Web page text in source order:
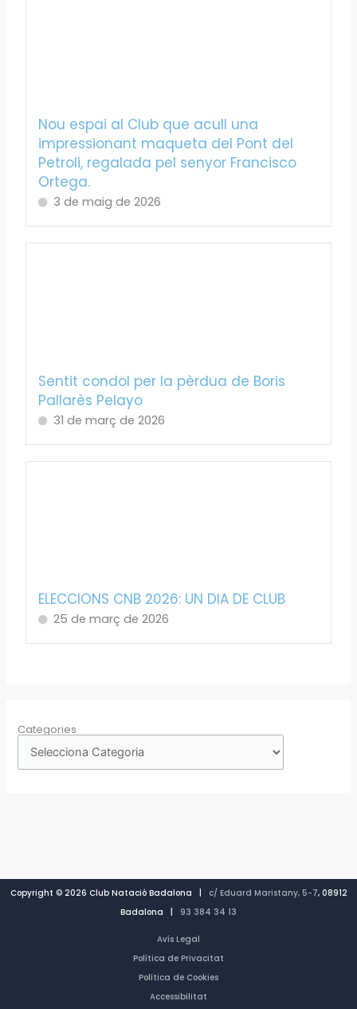
Nou espai al Club que acull una
impressionant maqueta del Pont del
Petroli, regalada pel senyor Francisco
Ortega.
3 de maig de 2026
Sentit condol per la pèrdua de Boris
Pallarès Pelayo
31 de març de 2026
ELECCIONS CNB 2026: UN DIA DE CLUB
25 de març de 2026
Categories
Copyright © 2026 Club Natació Badalona | c/ Eduard Maristany, 5-7, 08912
Badalona | 93 384 34 13
Avís Legal
Política de Privacitat
Política de Cookies
Accessibilitat